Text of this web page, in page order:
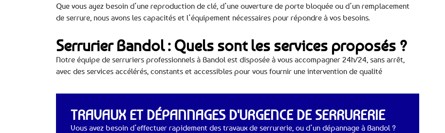
Que vous ayez besoin d’une reproduction de clé, d’une ouverture de porte bloquée ou d’un remplacement
de serrure, nous avons les capacités et l’équipement nécessaires pour répondre à vos besoins.
Serrurier Bandol : Quels sont les services proposés ?
Notre équipe de serruriers professionnels à Bandol est disposée à vous accompagner 24h/24, sans arrêt,
avec des services accélérés, constants et accessibles pour vous fournir une intervention de qualité
TRAVAUX ET DÉPANNAGES D'URGENCE DE SERRURERIE
Vous avez besoin d’effectuer rapidement des travaux de serrurerie, ou d’un dépannage à Bandol ?